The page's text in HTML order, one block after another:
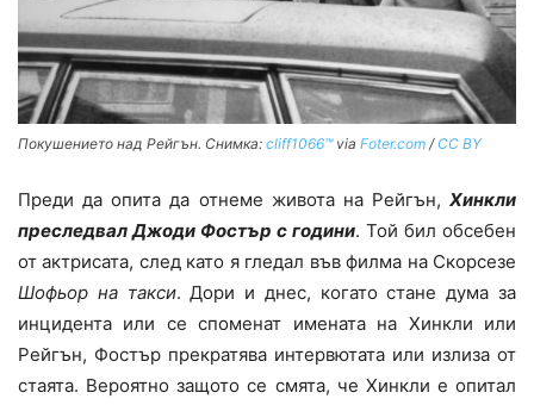
Покушението над Рейгън. Снимка: cliff1066™via Foter.com / CC BY
Преди да опита да отнеме живота на Рейгън, Хинкли
преследвал Джоди Фостър с години. Той бил обсебен
от актрисата, след като я гледал във филма на Скорсезе
Шофьор на такси. Дори и днес, когато стане дума за
инцидента или се споменат имената на Хинкли или
Рейгън, Фостър прекратява интервютата или излиза от
стаята. Вероятно защото се смята, че Хинкли е опитал